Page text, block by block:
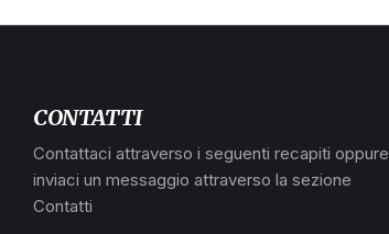
CONTATTI
Contattaci attraverso i seguenti recapiti oppure
inviaci un messaggio attraverso la sezione
Contatti